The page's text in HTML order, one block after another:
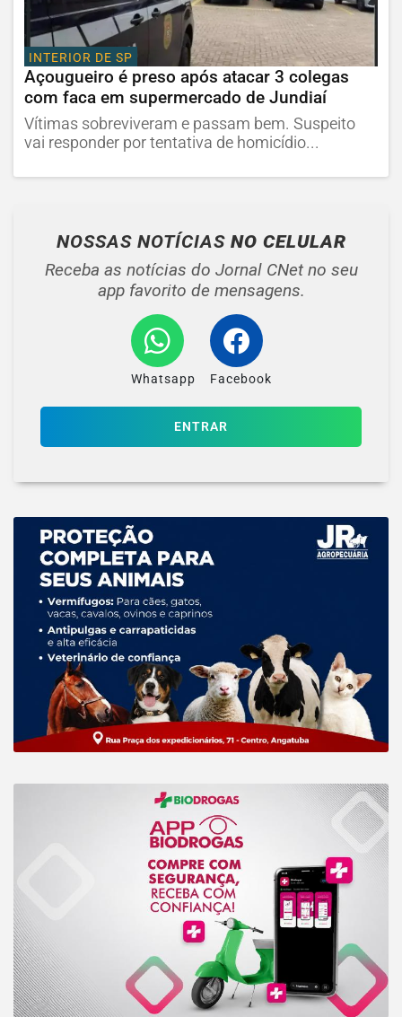
INTERIOR DE SP
Açougueiro é preso após atacar 3 colegas
com faca em supermercado de Jundiaí
Vítimas sobreviveram e passam bem. Suspeito
vai responder por tentativa de homicídio...
NOSSAS NOTÍCIAS NO CELULAR
Receba as notícias do Jornal CNet no seu
app favorito de mensagens.
Whatsapp Facebook
ENTRAR